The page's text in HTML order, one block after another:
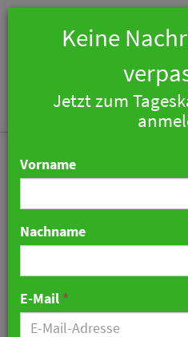
Hotel
Kempinski in
Keine
Jetzt zum
Vorname
Nachname
E-Mail *